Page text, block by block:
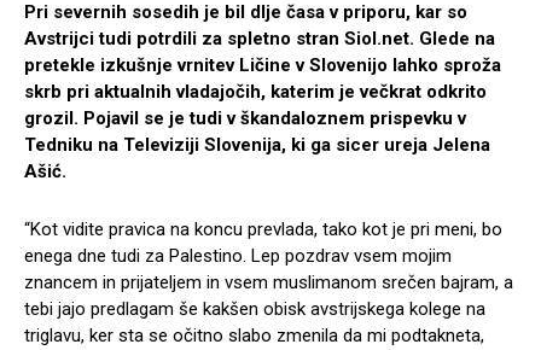
Pri severnih sosedih je bil dlje časa v priporu, kar so
Avstrijci tudi potrdili za spletno stran Siol.net. Glede na
pretekle izkušnje vrnitev Ličine v Slovenijo lahko sproža
skrb pri aktualnih vladajočih, katerim je večkrat odkrito
grozil. Pojavil se je tudi v škandaloznem prispevku v
Tedniku na Televiziji Slovenija, ki ga sicer ureja Jelena
Ašić.
“Kot vidite pravica na koncu prevlada, tako kot je pri meni, bo
enega dne tudi za Palestino. Lep pozdrav vsem mojim
znancem in prijateljem in vsem muslimanom srečen bajram, a
tebi jajo predlagam še kakšen obisk avstrijskega kolege na
triglavu, ker sta se očitno slabo zmenila da mi podtakneta,